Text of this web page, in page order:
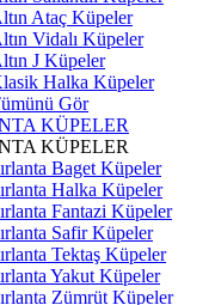
Ataç Küpeler
Vidalı Küpeler
J Küpeler
Halka Küpeler
Gör
KÜPELER
KÜPELER
Baget Küpeler
Halka Küpeler
Fantazi Küpeler
Safir Küpeler
Tektaş Küpeler
Yakut Küpeler
Zümrüt Küpeler